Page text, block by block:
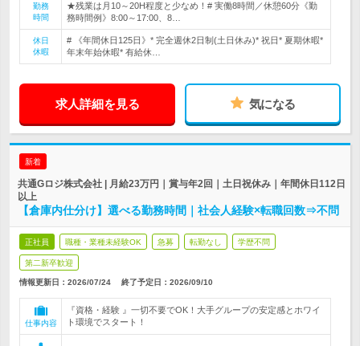
勤務
時間
★残業は月10～20H程度と少なめ！# 実働8時間／休憩60分《勤
務時間例》8:00～17:00、8…
休日
休暇
# 《年間休日125日》* 完全週休2日制(土日休み)* 祝日* 夏期休暇*
年末年始休暇* 有給休…
求人詳細を見る 気になる
新着
共通Gロジ株式会社 | 月給23万円｜賞与年2回｜土日祝休み｜年間休日112日
以上
【倉庫内仕分け】選べる勤務時間｜社会人経験×転職回数⇒不問
正社員 職種・業種未経験OK 急募 転勤なし 学歴不問
第二新卒歓迎
情報更新日：2026/07/24 終了予定日： 2026/09/10
仕事内容
『資格・経験 』一切不要でOK！大手グループの安定感とホワイ
ト環境でスタート！